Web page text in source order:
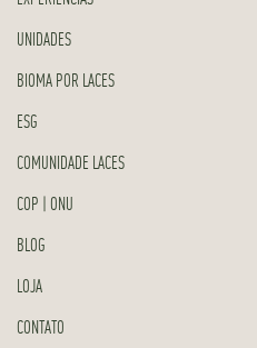
UNIDADES
BIOMA POR LACES
ESG
COMUNIDADE LACES
COP | ONU
BLOG
LOJA
CONTATO